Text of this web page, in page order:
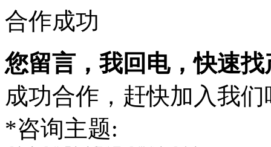
合作成功
您留言，我回电，快速找
成功合作，赶快加入我们
*咨询主题: